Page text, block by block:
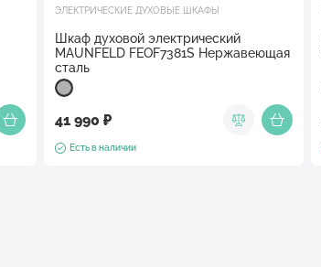
ЭЛЕКТРИЧЕСКИЕ ДУХОВЫЕ ШКАФЫ
Шкаф духовой электрический
MAUNFELD FEOF7381S Нержавеющая
сталь
41 990 ₽
Есть в наличии